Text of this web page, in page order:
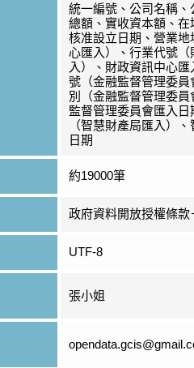
統一編號、公司名稱、
總額、實收資本額、在
核准設立日期、營業地
心匯入）、行業代號（
入）、財政資訊中心
號（金融監督管理委員
別（金融監督管理委
監督管理委員會匯入日
（智慧財產局匯入）
日期
約19000筆
政府資料開放授權條款
UTF-8
張小姐